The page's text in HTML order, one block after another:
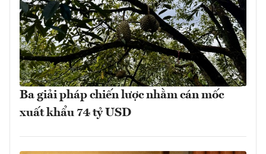
Ba giải pháp chiến lược nhằm cán mốc
xuất khẩu 74 tỷ USD